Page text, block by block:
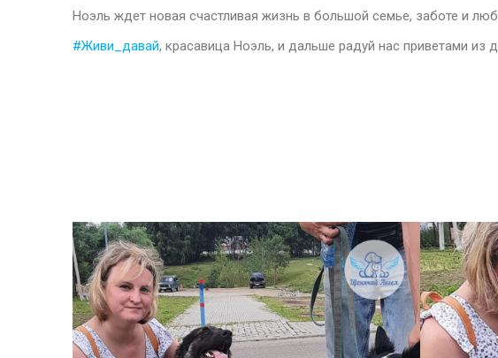
Ноэль ждет новая счастливая жизнь в большой семье, заботе и
#Живи_давай, красавица Ноэль, и дальше радуй нас приветами из